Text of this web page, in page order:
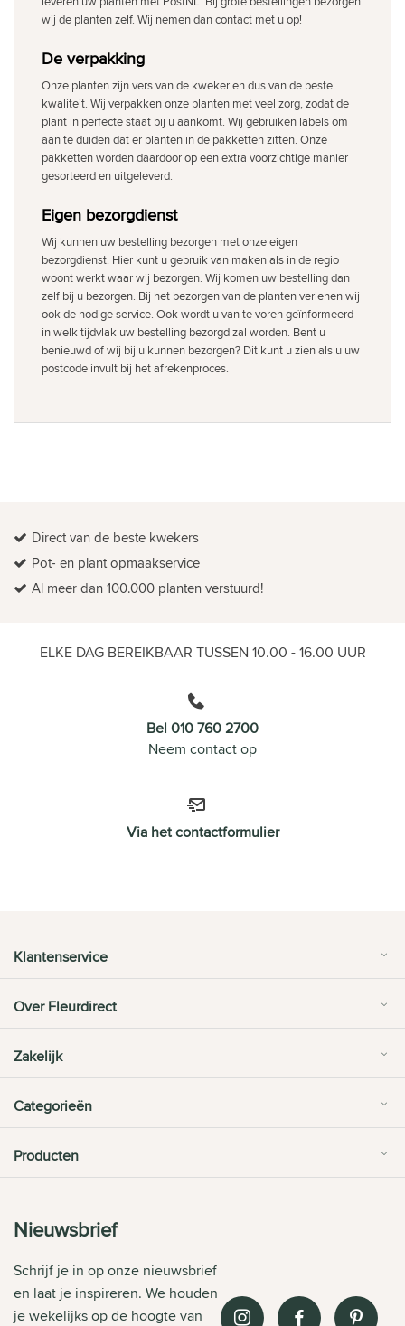
wij de planten zelf. Wij nemen dan contact met u op!
De verpakking
Onze planten zijn vers van de kweker en dus van de beste
kwaliteit. Wij verpakken onze planten met veel zorg, zodat de
plant in perfecte staat bij u aankomt. Wij gebruiken labels om
aan te duiden dat er planten in de pakketten zitten. Onze
pakketten worden daardoor op een extra voorzichtige manier
gesorteerd en uitgeleverd.
Eigen bezorgdienst
Wij kunnen uw bestelling bezorgen met onze eigen
bezorgdienst. Hier kunt u gebruik van maken als in de regio
woont werkt waar wij bezorgen. Wij komen uw bestelling dan
zelf bij u bezorgen. Bij het bezorgen van de planten verlenen wij
ook de nodige service. Ook wordt u van te voren geïnformeerd
in welk tijdvlak uw bestelling bezorgd zal worden. Bent u
benieuwd of wij bij u kunnen bezorgen? Dit kunt u zien als u uw
postcode invult bij het afrekenproces.
Direct van de beste kwekers
Pot- en plant opmaakservice
Al meer dan 100.000 planten verstuurd!
ELKE DAG BEREIKBAAR TUSSEN 10.00 - 16.00 UUR
Bel 010 760 2700
Neem contact op
Via het contactformulier
Klantenservice
Over Fleurdirect
Zakelijk
Categorieën
Producten
Nieuwsbrief
Schrijf je in op onze nieuwsbrief
en laat je inspireren. We houden
je wekelijks op de hoogte van